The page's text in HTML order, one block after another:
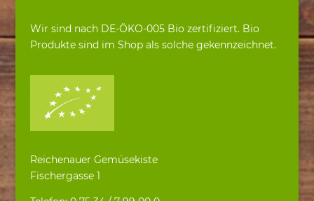
Wir sind nach DE-ÖKO-005 Bio zertifiziert. Bio
Produkte sind im Shop als solche gekennzeichnet.
Reichenauer Gemüsekiste
Fischergasse 1